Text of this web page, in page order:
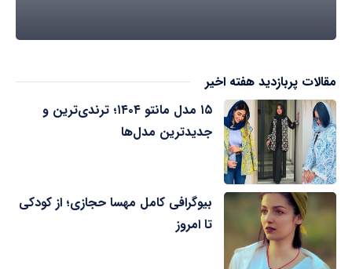
مقالات پربازدید هفته اخیر
۱۵ مدل مانتو ۱۴۰۴؛ ترندی‌ترین و
جدیدترین مدل‌ها
بیوگرافی کامل مهسا حجازی؛ از کودکی
تا امروز